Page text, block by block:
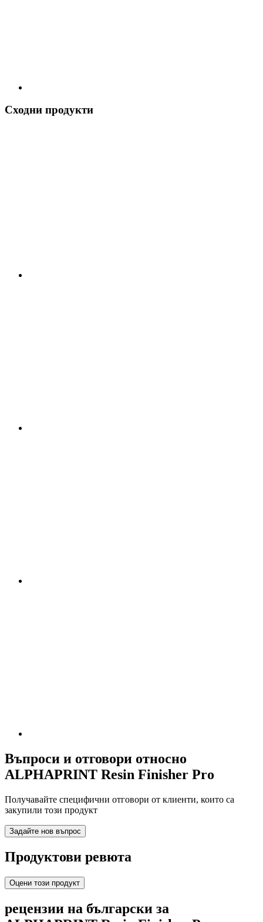
Сходни продукти
Въпроси и отговори относно
ALPHAPRINT Resin Finisher Pro
Получавайте специфични отговори от клиенти, които са
закупили този продукт
Задайте нов въпрос
Продуктови ревюта
Оцени този продукт
рецензии на български за